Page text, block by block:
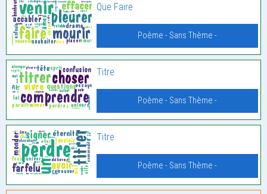
Que Faire
Poème - Sans Thème -
Titre
Poème - Sans Thème -
Titre
Poème - Sans Thème -